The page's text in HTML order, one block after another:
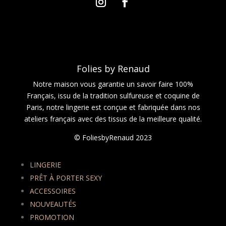
Folies by Renaud
Notre maison vous garantie un savoir faire 100%
Français, issu de la tradition sulfureuse et coquine de
Paris, notre lingerie est conçue et fabriquée dans nos
ateliers français avec des tissus de la meilleure qualité.
© FoliesbyRenaud 2023
LINGERIE
PRÊT À PORTER SEXY
ACCESSOIRES
NOUVEAUTÉS
PROMOTION